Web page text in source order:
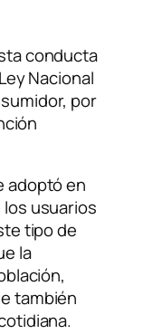
conducta
Nacional
por
adoptó en
usuarios
tipo de
la
también